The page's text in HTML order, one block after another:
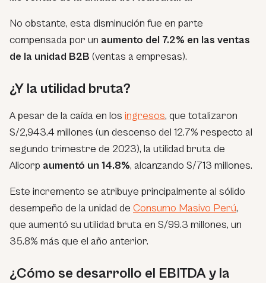
No obstante, esta disminución fue en parte
compensada por un aumento del 7.2% en las ventas
de la unidad B2B (ventas a empresas).
¿Y la utilidad bruta?
A pesar de la caída en los ingresos, que totalizaron
S/2,943.4 millones (un descenso del 12.7% respecto al
segundo trimestre de 2023), la utilidad bruta de
Alicorp aumentó un 14.8%, alcanzando S/713 millones.
Este incremento se atribuye principalmente al sólido
desempeño de la unidad de Consumo Masivo Perú,
que aumentó su utilidad bruta en S/99.3 millones, un
35.8% más que el año anterior.
¿Cómo se desarrollo el EBITDA y la